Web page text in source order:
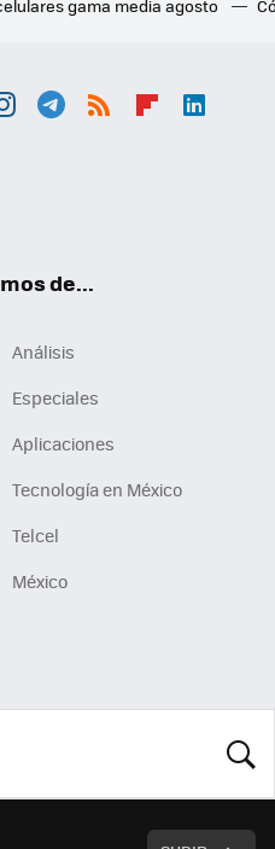
gama media agosto
de...
Análisis
Especiales
Aplicaciones
Tecnología en México
Telcel
México